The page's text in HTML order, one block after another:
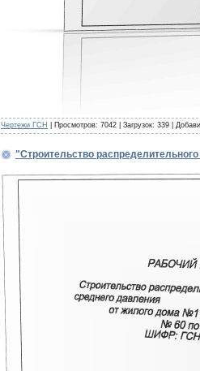
Чертежи ГСН | Просмотров: 7042 | Загрузок: 339 |
"Строительство